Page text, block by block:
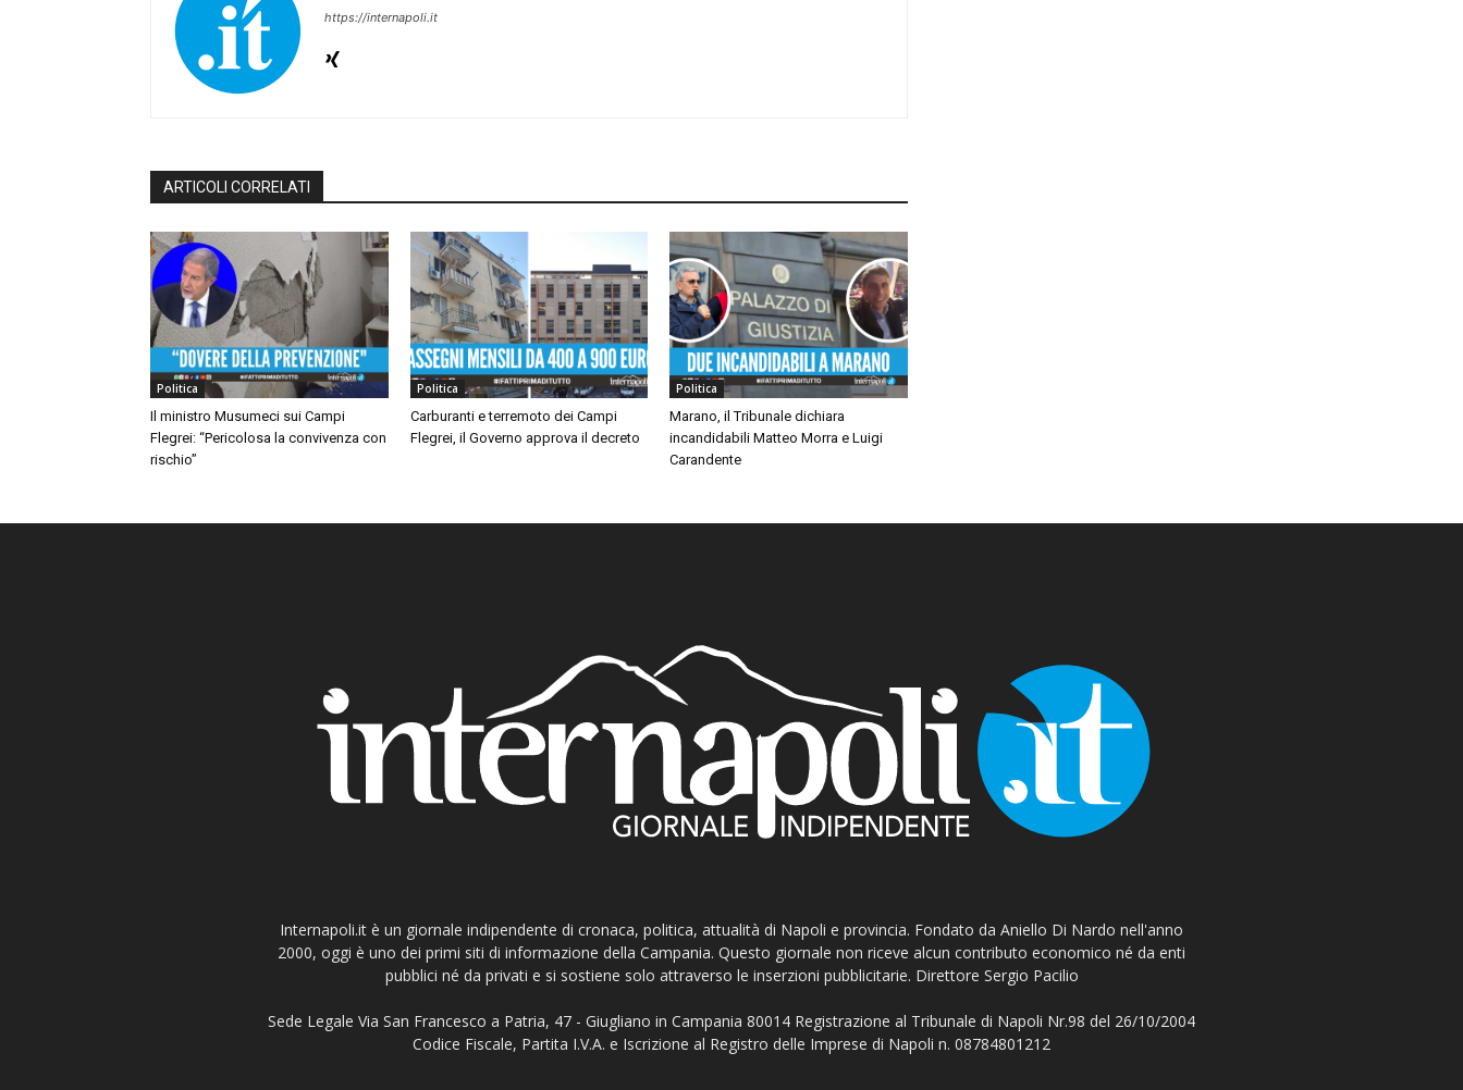
https://internapoli.it
ARTICOLI CORRELATI
Politica
Il ministro Musumeci sui Campi
Flegrei: “Pericolosa la convivenza con
rischio”
Politica
Carburanti e terremoto dei Campi
Flegrei, il Governo approva il decreto
Politica
Marano, il Tribunale dichiara
incandidabili Matteo Morra e Luigi
Carandente
Internapoli.it è un giornale indipendente di cronaca, politica, attualità di Napoli e provincia. Fondato da Aniello Di Nardo nell'anno
2000, oggi è uno dei primi siti di informazione della Campania. Questo giornale non riceve alcun contributo economico né da enti
pubblici né da privati e si sostiene solo attraverso le inserzioni pubblicitarie. Direttore Sergio Pacilio
Sede Legale Via San Francesco a Patria, 47 - Giugliano in Campania 80014 Registrazione al Tribunale di Napoli Nr.98 del 26/10/2004
Codice Fiscale, Partita I.V.A. e Iscrizione al Registro delle Imprese di Napoli n. 08784801212